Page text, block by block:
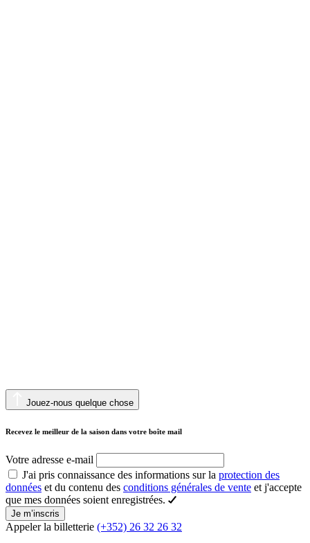
Jouez-nous quelque chose
Recevez le meilleur de la saison dans votre boîte mail
Votre adresse e-mail
J'ai pris connaissance des informations sur la protection des
données et du contenu des conditions générales de vente et j'accepte
que mes données soient enregistrées.
Je m’inscris
Appeler la billetterie (+352) 26 32 26 32